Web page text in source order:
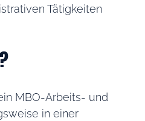
Tätigkeiten
MBO-Arbeits- und
in einer